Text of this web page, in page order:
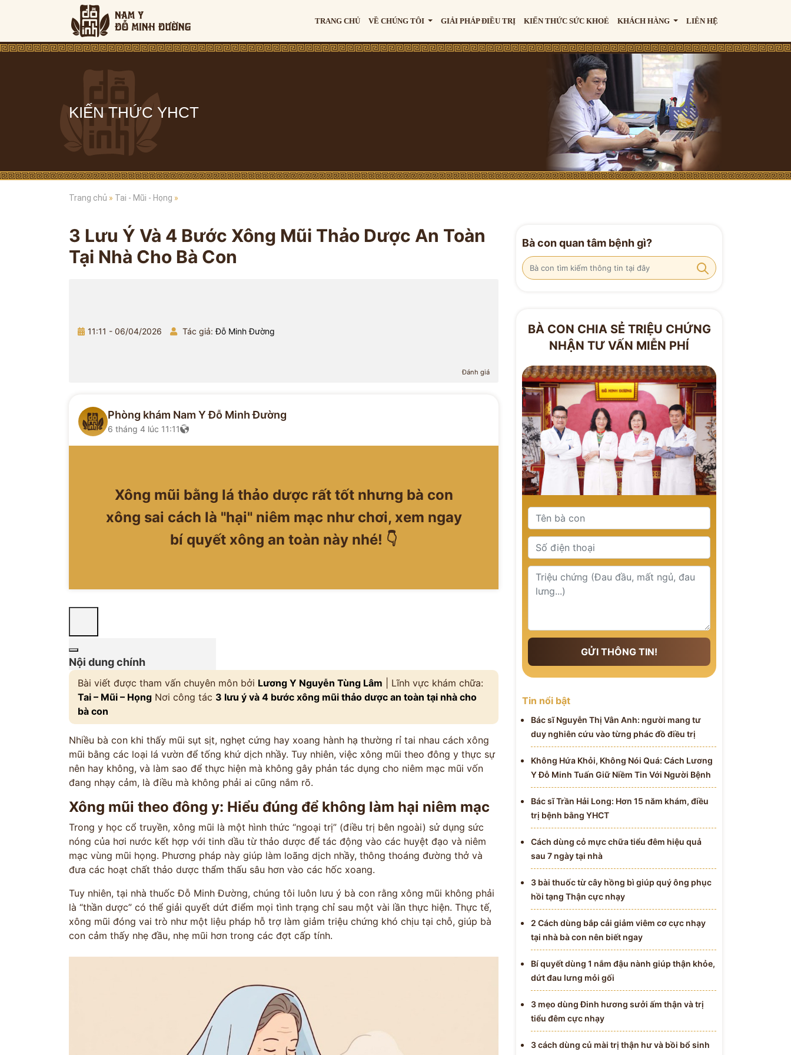
TRANG CHỦ VỀ CHÚNG TÔI GIẢI PHÁP ĐIỀU TRỊ KIẾN THỨC SỨC KHOẺ KHÁCH HÀNG LIÊN HỆ
KIẾN THỨC YHCT
Trang chủ » Tai - Mũi - Họng »
3 Lưu Ý Và 4 Bước Xông Mũi Thảo Dược An Toàn
Tại Nhà Cho Bà Con
11:11 - 06/04/2026 Tác giả:Đỗ Minh Đường
Đánh giá
Phòng khám Nam Y Đỗ Minh Đường
6 tháng 4 lúc 11:11
Xông mũi bằng lá thảo dược rất tốt nhưng bà con
xông sai cách là "hại" niêm mạc như chơi, xem ngay
bí quyết xông an toàn này nhé! 👇
Nội dung chính
Bài viết được tham vấn chuyên môn bởi Lương Y Nguyễn Tùng Lâm | Lĩnh vực khám chữa:
Tai – Mũi – Họng Nơi công tác 3 lưu ý và 4 bước xông mũi thảo dược an toàn tại nhà cho
bà con
Nhiều bà con khi thấy mũi sụt sịt, nghẹt cứng hay xoang hành hạ thường rỉ tai nhau cách xông
mũi bằng các loại lá vườn để tống khứ dịch nhầy. Tuy nhiên, việc xông mũi theo đông y thực sự
nên hay không, và làm sao để thực hiện mà không gây phản tác dụng cho niêm mạc mũi vốn
đang nhạy cảm, là điều mà không phải ai cũng nắm rõ.
Xông mũi theo đông y: Hiểu đúng để không làm hại niêm mạc
Trong y học cổ truyền, xông mũi là một hình thức “ngoại trị” (điều trị bên ngoài) sử dụng sức
nóng của hơi nước kết hợp với tinh dầu từ thảo dược để tác động vào các huyệt đạo và niêm
mạc vùng mũi họng. Phương pháp này giúp làm loãng dịch nhầy, thông thoáng đường thở và
đưa các hoạt chất thảo dược thẩm thấu sâu hơn vào các hốc xoang.
Tuy nhiên, tại nhà thuốc Đỗ Minh Đường, chúng tôi luôn lưu ý bà con rằng xông mũi không phải
là “thần dược” có thể giải quyết dứt điểm mọi tình trạng chỉ sau một vài lần thực hiện. Thực tế,
xông mũi đóng vai trò như một liệu pháp hỗ trợ làm giảm triệu chứng khó chịu tại chỗ, giúp bà
con cảm thấy nhẹ đầu, nhẹ mũi hơn trong các đợt cấp tính.
Bà con quan tâm bệnh gì?
BÀ CON CHIA SẺ TRIỆU CHỨNG
NHẬN TƯ VẤN MIỄN PHÍ
GỬI THÔNG TIN!
Tin nổi bật
Bác sĩ Nguyễn Thị Vân Anh: người mang tư
duy nghiên cứu vào từng phác đồ điều trị
Không Hứa Khỏi, Không Nói Quá: Cách Lương
Y Đỗ Minh Tuấn Giữ Niềm Tin Với Người Bệnh
Bác sĩ Trần Hải Long: Hơn 15 năm khám, điều
trị bệnh bằng YHCT
Cách dùng cỏ mực chữa tiểu đêm hiệu quả
sau 7 ngày tại nhà
3 bài thuốc từ cây hồng bì giúp quý ông phục
hồi tạng Thận cực nhạy
2 Cách dùng bắp cải giảm viêm cơ cực nhạy
tại nhà bà con nên biết ngay
Bí quyết dùng 1 nắm đậu nành giúp thận khỏe,
dứt đau lưng mỏi gối
3 mẹo dùng Đinh hương sưởi ấm thận và trị
tiểu đêm cực nhạy
3 cách dùng củ mài trị thận hư và bồi bổ sinh